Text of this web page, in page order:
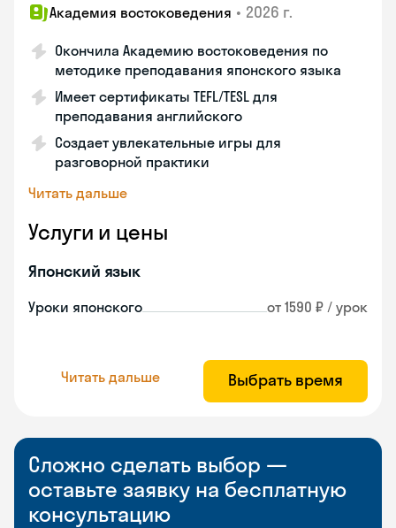
Академия востоковедения • 2026 г.
Окончила Академию востоковедения по
методике преподавания японского языка
Имеет сертификаты TEFL/TESL для
преподавания английского
Создает увлекательные игры для
разговорной практики
Читать дальше
Услуги и цены
Японский язык
Уроки японского от 1590 ₽ / урок
Читать дальше Выбрать время
Сложно сделать выбор —
оставьте заявку на бесплатную
консультацию